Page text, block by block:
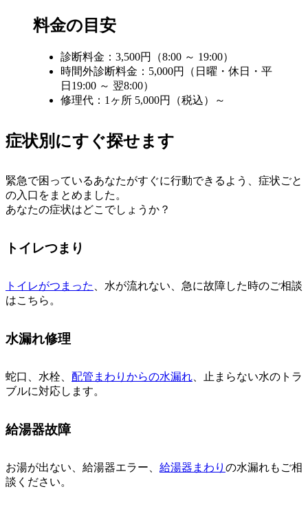
料金の目安
診断料金：3,500円（8:00 ～ 19:00）
時間外診断料金：5,000円（日曜・休日・平
日19:00 ～ 翌8:00）
修理代：1ヶ所 5,000円（税込）～
症状別にすぐ探せます
緊急で困っているあなたがすぐに行動できるよう、症状ごと
の入口をまとめました。
あなたの症状はどこでしょうか？
トイレつまり
トイレがつまった
、水が流れない、急に故障した時のご相談
はこちら。
水漏れ修理
蛇口、水栓、 配管まわりからの水漏れ 、止まらない水のトラ
ブルに対応します。
給湯器故障
お湯が出ない、給湯器エラー、 給湯器まわり の水漏れもご相
談ください。